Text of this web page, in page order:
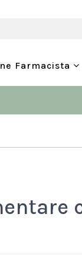
Farmacista